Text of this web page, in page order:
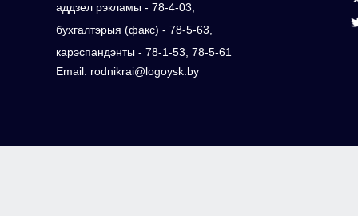
аддзел рэкламы - 78-4-03,
бухгалтэрыя (факс) - 78-5-63,
карэспандэнты - 78-1-53, 78-5-61
Email: rodnikrai@logoysk.by